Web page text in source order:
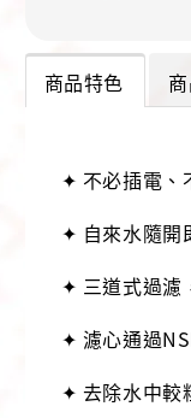
商品特色
✦ 不必插電、
✦ 自來水隨開
✦ 三道式過濾
✦ 濾心通過
✦ 去除水中較